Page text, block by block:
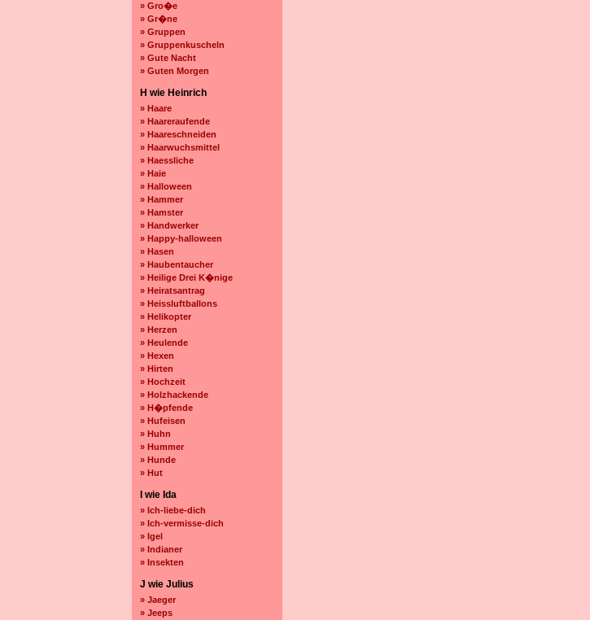
» Gro�e
» Gr�ne
» Gruppen
» Gruppenkuscheln
» Gute Nacht
» Guten Morgen
H wie Heinrich
» Haare
» Haareraufende
» Haareschneiden
» Haarwuchsmittel
» Haessliche
» Haie
» Halloween
» Hammer
» Hamster
» Handwerker
» Happy-halloween
» Hasen
» Haubentaucher
» Heilige Drei K�nige
» Heiratsantrag
» Heissluftballons
» Helikopter
» Herzen
» Heulende
» Hexen
» Hirten
» Hochzeit
» Holzhackende
» H�pfende
» Hufeisen
» Huhn
» Hummer
» Hunde
» Hut
I wie Ida
» Ich-liebe-dich
» Ich-vermisse-dich
» Igel
» Indianer
» Insekten
J wie Julius
» Jaeger
» Jeeps